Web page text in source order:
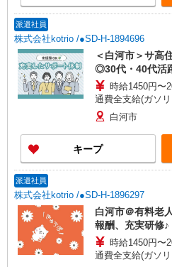
＊日曜祝日：時給1,660円〜 ◎
給
派遣社員
株式会社kotrio /●SD-H-1894696
＜白河市＞サ高
◎30代・40代活
時給1450円〜
通費全支給(ガソ
白河市
キープ
派遣社員
株式会社kotrio /●SD-H-1896297
白河市＠有料老
報酬、充実研修♪
時給1450円〜
通費全支給(ガソ